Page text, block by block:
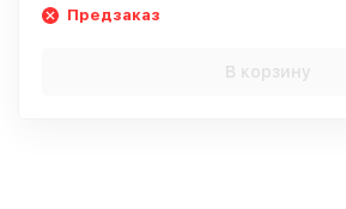
Предзаказ
В корзину